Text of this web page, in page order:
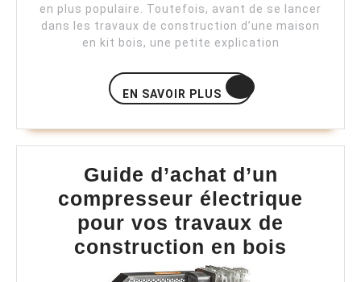
en plus populaire. Toutefois, avant de se lancer
dans les travaux de construction d’une maison
en kit bois, une petite explication
EN SAVOIR PLUS
EN
SAVOIR
Guide d’achat d’un
compresseur électrique
pour vos travaux de
construction en bois